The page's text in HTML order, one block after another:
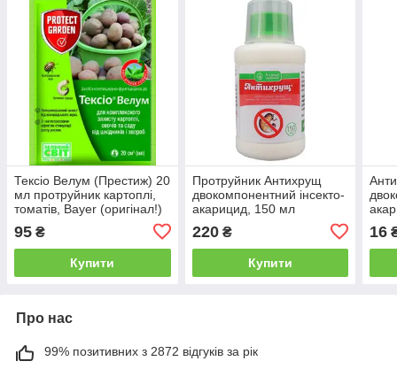
Тексіо Велум (Престиж) 20
мл протруйник картоплі,
томатів, Bayer (оригінал!)
95 ₴
Купити
Протруйник Антихрущ
двокомпонентний інсекто-
акарицид, 150 мл
220₴
Купити
16
Про нас
99% позитивних з 2872 відгуків за рік